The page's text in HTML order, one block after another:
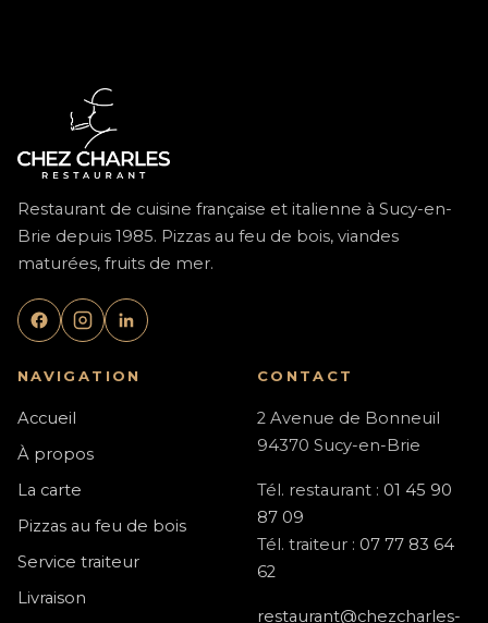
Restaurant de cuisine française et italienne à Sucy-en-
Brie depuis 1985. Pizzas au feu de bois, viandes
maturées, fruits de mer.
NAVIGATION
Accueil
À propos
La carte
Pizzas au feu de bois
Service traiteur
Livraison
CONTACT
2 Avenue de Bonneuil
94370 Sucy-en-Brie
Tél. restaurant : 01 45 90
87 09
Tél. traiteur : 07 77 83 64
62
restaurant@chezcharles-